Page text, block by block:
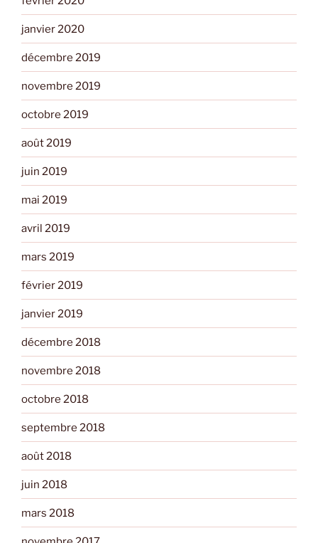
janvier 2020
décembre 2019
novembre 2019
octobre 2019
août 2019
juin 2019
mai 2019
avril 2019
mars 2019
février 2019
janvier 2019
décembre 2018
novembre 2018
octobre 2018
septembre 2018
août 2018
juin 2018
mars 2018